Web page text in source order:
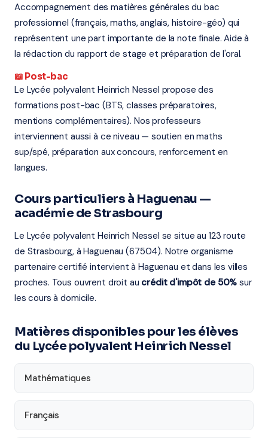
Accompagnement des matières générales du bac
professionnel (français, maths, anglais, histoire-géo) qui
représentent une part importante de la note finale. Aide à
la rédaction du rapport de stage et préparation de l'oral.
📖 Post-bac
Le Lycée polyvalent Heinrich Nessel propose des
formations post-bac (BTS, classes préparatoires,
mentions complémentaires). Nos professeurs
interviennent aussi à ce niveau — soutien en maths
sup/spé, préparation aux concours, renforcement en
langues.
Cours particuliers à Haguenau —
académie de Strasbourg
Le Lycée polyvalent Heinrich Nessel se situe au 123 route
de Strasbourg, à Haguenau (67504). Notre organisme
partenaire certifié intervient à Haguenau et dans les villes
proches. Tous ouvrent droit au crédit d'impôt de 50% sur
les cours à domicile.
Matières disponibles pour les élèves
du Lycée polyvalent Heinrich Nessel
Mathématiques
Français